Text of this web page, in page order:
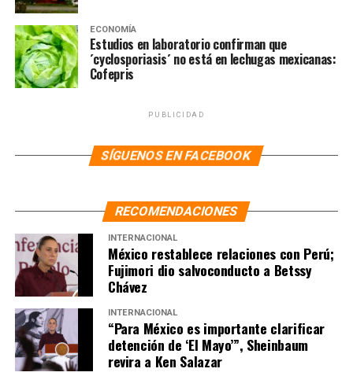
(@JuanVilloro56)
25, 2017
Protesta por las muchas
trabas que el INE pone para
que prospere la
candidatura de Marichuy
Patricio.
pic.twitter.com/SQwdvFYKbQ
— Juan Villoro
(@JuanVilloro56)
24, 2017
ECONOMÍA
Estudios en laboratorio confirman que
´cyclosporiasis´ no está en lechugas mexicanas:
Cofepris
PUBLICIDAD
SÍGUENOS EN FACEBOOK
RECOMENDACIONES
INTERNACIONAL
México restablece relaciones con Perú;
Fujimori dio salvoconducto a Betssy
Chávez
INTERNACIONAL
“Para México es importante clarificar
detención de ‘El Mayo’”, Sheinbaum
revira a Ken Salazar